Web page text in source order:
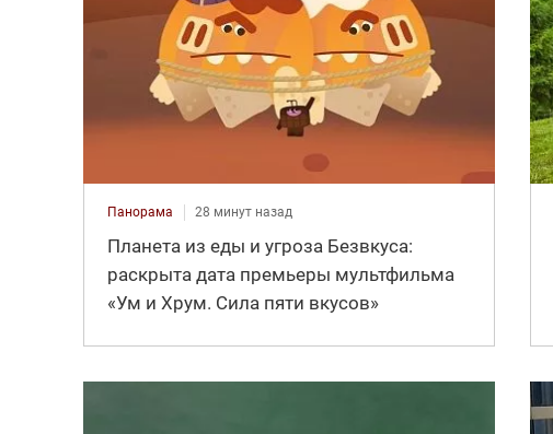
Панорама 28 минут назад
Планета из еды и угроза Безвкуса:
раскрыта дата премьеры мультфильма
«Ум и Хрум. Сила пяти вкусов»